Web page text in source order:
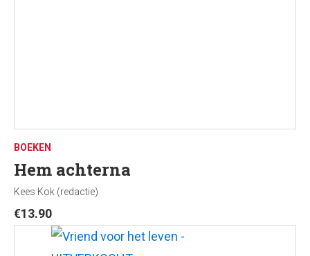
BOEKEN
Hem achterna
Kees Kok (redactie)
€13.90